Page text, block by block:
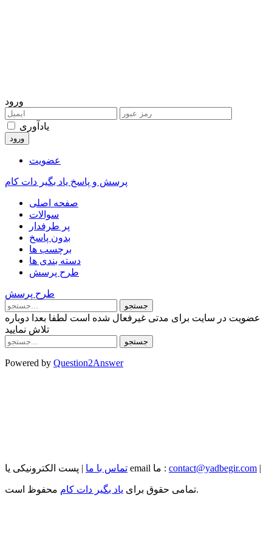
ورود
یادآوری
عضویت
پرسش و پاسخ یاد بگیر دات کام
صفحه اصلی
سوالات
پر طرفدار
بدون پاسخ
برچسب ها
دسته بندی ها
طرح پرسش
طرح پرسش
عضویت در سایت برای مدتی غیرفعال شده است لطفا بعدا دوباره
تلاش نمایید
Powered by Question2Answer
تماس با ما | پست الکترونیکی یا email ما : contact@yadbegir.com |
تمامی حقوق برای یاد بگیر دات کام
محفوظ است.